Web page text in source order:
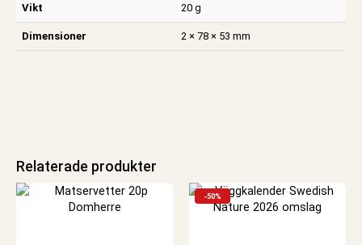
Vikt 20 g
Dimensioner 2 × 78 × 53 mm
Relaterade produkter
-50%